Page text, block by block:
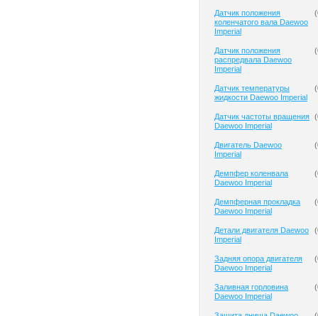
Датчик положения
коленчатого вала Daewoo
Imperial
(
Датчик положения
распредвала Daewoo
Imperial
(
Датчик температуры
жидкости Daewoo Imperial
(
Датчик частоты вращения
Daewoo Imperial
(
Двигатель Daewoo
Imperial
(
Демпфер коленвала
Daewoo Imperial
(
Демпферная прокладка
Daewoo Imperial
(
Детали двигателя Daewoo
Imperial
(
Задняя опора двигателя
Daewoo Imperial
(
Заливная горловина
Daewoo Imperial
(